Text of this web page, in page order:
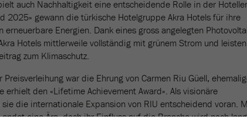
auch Nachhaltigkeit eine entscheidende Rolle in der
2025» gewann die türkische Hotelgruppe Akra Hotels für ihre
erneuerbare Energien. Dank eines gross angelegten
Hotels mittlerweile vollständig mit grünem Strom und leisten
zum Klimaschutz.
war die Ehrung von Carmen Riu Güell,
erhielt den «Lifetime Achievement Award». Als visionäre
die internationale Expansion von RIU entscheidend voran.
eine Ära, doch ihr Einfluss auf die Branche wird noch